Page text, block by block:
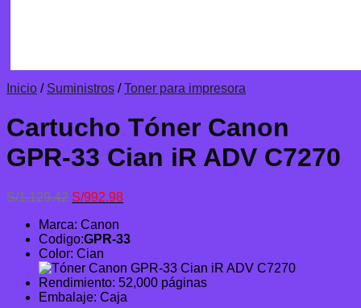
Inicio / Suministros / Toner para impresora
Cartucho Tóner Canon
GPR-33 Cian iR ADV C7270
S/1,129.42 El
original
era:
S/1,129.42.
S/992.98El
es:
Marca: Canon
Codigo:GPR-33
Color: Cian
Rendimiento: 52,000 páginas
Embalaje: Caja